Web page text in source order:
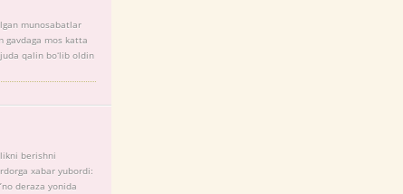
munosabatlar
gavdaga mos katta
qalin boʻlib oldin
berishni
xabar yubordi:
deraza yonida